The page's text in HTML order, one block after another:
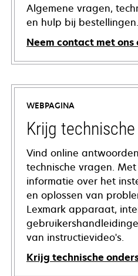
Algemene vragen,
en hulp bij bestellingen.
Neem contact met ons
WEBPAGINA
Krijg
Vind online
technische vragen.
informatie over het
en oplossen van
Lexmark apparaat,
van instructievideo's.
Krijg technische